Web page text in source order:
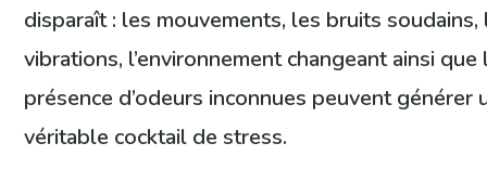
disparaît : les mouvements, les bruits soudains,
vibrations, l’environnement changeant ainsi que
présence d’odeurs inconnues peuvent générer
véritable cocktail de stress.